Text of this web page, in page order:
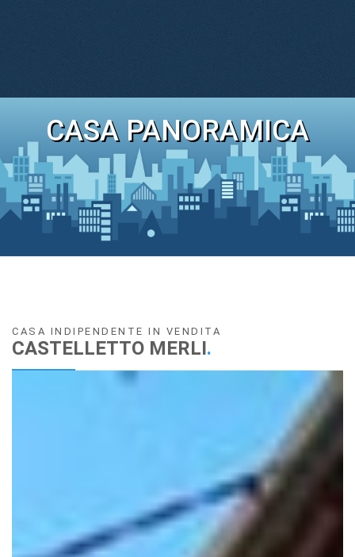
CASA PANORAMICA
CASA INDIPENDENTE IN VENDITA
CASTELLETTO MERLI.